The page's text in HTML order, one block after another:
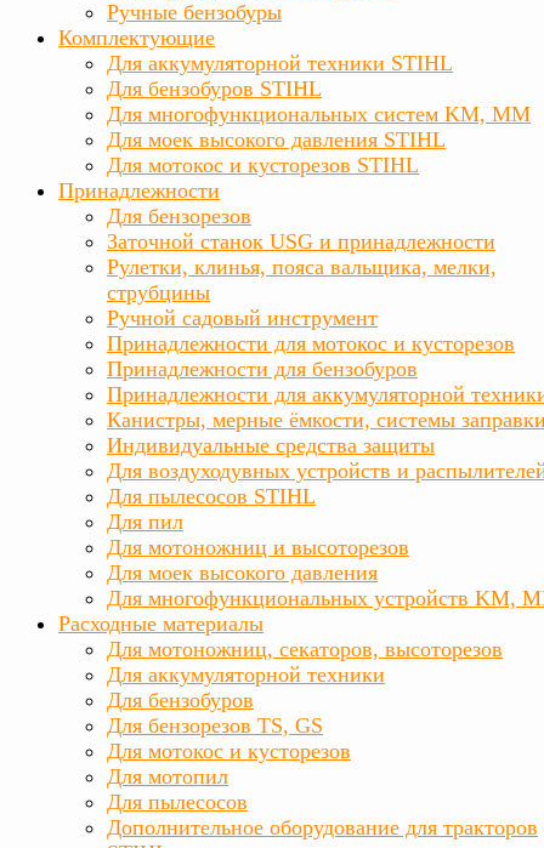
Ручные бензобуры
Комплектующие
Для аккумуляторной техники STIHL
Для бензобуров STIHL
Для многофункциональных систем KM, MM
Для моек высокого давления STIHL
Для мотокос и кусторезов STIHL
Принадлежности
Для бензорезов
Заточной станок USG и принадлежности
Рулетки, клинья, пояса вальщика, мелки,
струбцины
Ручной садовый инструмент
Принадлежности для мотокос и кусторезов
Принадлежности для бензобуров
Принадлежности для аккумуляторной
Канистры, мерные ёмкости, системы
Индивидуальные средства защиты
Для воздуходувных устройств и
Для пылесосов STIHL
Для пил
Для мотоножниц и высоторезов
Для моек высокого давления
Для многофункциональных устройств KM,
Расходные материалы
Для мотоножниц, секаторов, высоторезов
Для аккумуляторной техники
Для бензобуров
Для бензорезов TS, GS
Для мотокос и кусторезов
Для мотопил
Для пылесосов
Дополнительное оборудование для тракторов